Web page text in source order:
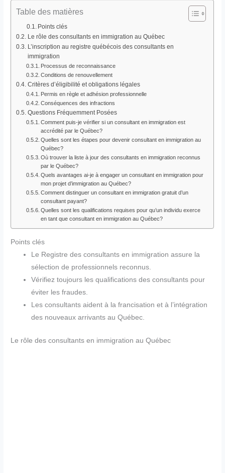
Table des matières
Points clés
Le rôle des consultants en immigration au Québec
L’inscription au registre québécois des consultants en
immigration
Processus de reconnaissance
Conditions de renouvellement
Critères d’éligibilité et obligations légales
Permis en règle et adhésion professionnelle
Conséquences des infractions
Questions Fréquemment Posées
Comment puis-je vérifier si un consultant en immigration est
accrédité par le Québec?
Quelles sont les étapes pour devenir consultant en immigration au
Québec?
Où trouver la liste à jour des consultants en immigration reconnus
par le Québec?
Quels avantages ai-je à engager un consultant en immigration pour
mon projet d’immigration au Québec?
Comment distinguer un consultant en immigration gratuit d’un
consultant payant?
Quelles sont les qualifications requises pour qu’un individu exerce
en tant que consultant en immigration au Québec?
Points clés
Le Registre des consultants en immigration assure la
sélection de professionnels reconnus.
Vérifiez toujours les qualifications des consultants pour
éviter les fraudes.
Les consultants aident à la francisation et à l’intégration
des nouveaux arrivants au Québec.
Le rôle des consultants en immigration au Québec